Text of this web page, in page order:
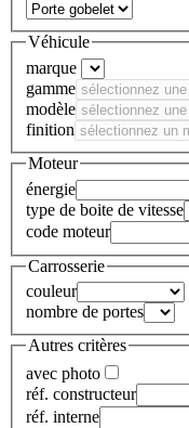
Véhicule
marque
gamme
modèle
finition
Moteur
énergie
type de boite de vitesse
code moteur
Carrosserie
couleur
nombre de portes
Autres critères
avec photo
réf. constructeur
réf. interne